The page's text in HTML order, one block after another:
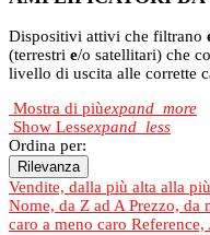
Dispositivi attivi che filtrano
(terrestri e/o satellitari) che
livello di uscita alle corrette
Mostra di piùexpand_more
Show Lessexpand_less
Ordina per:
Rilevanza
Vendite, dalla più alta alla
Nome, da Z ad APrezzo, da
caro a meno caro Reference,